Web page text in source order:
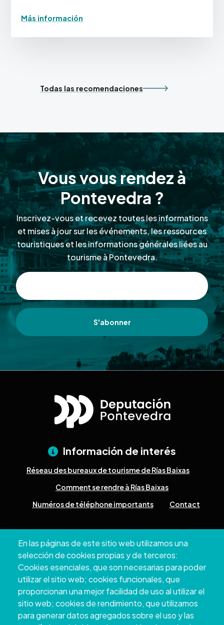
Más información
Todas las recomendaciones
Vous vous rendez à
Pontevedra ?
Inscrivez-vous et recevez toutes les informations
et mises à jour sur les événements, les ressources
touristiques et les informations générales liées au
tourisme à Pontevedra.
S'abonner
En las páginas de este sitio web utilizamos una
selección de cookies propias y de terceros:
Cookies esenciales, que son necesarias para poder
utilizar el sitio web; cookies funcionales, que
proporcionan una mejor facilidad de uso al utilizar el
sitio web; cookies de rendimiento, que utilizamos
para generar datos agregados sobre el uso y las
Información de interés
Réseau des bureaux de tourisme de Rías Baixas
Comment se rendre à Rías Baixas
Numéros de téléphone importants
Contact
Pontevedra
+34 986 804 100 | +34 986 804 124